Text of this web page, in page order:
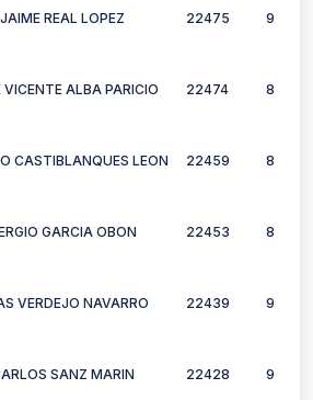
JAIME REAL LOPEZ 22475 9
VICENTE ALBA PARICIO 22474 8
CASTIBLANQUES LEON 22459 8
GARCIA OBON 22453 8
VERDEJO NAVARRO 22439 9
SANZ MARIN 22428 9